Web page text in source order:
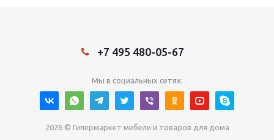
+7 495 480-05-67
Мы в социальных сетях:
2026 © Гипермаркет мебели и товаров для дома